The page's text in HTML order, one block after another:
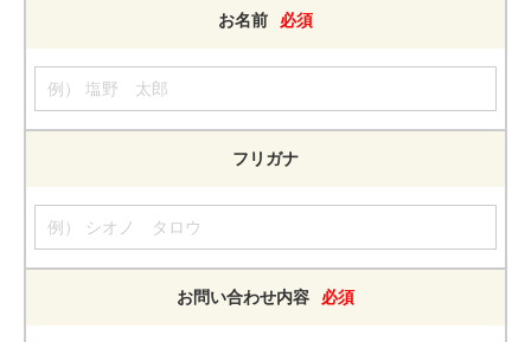
お名前 必須
フリガナ
お問い合わせ内容 必須